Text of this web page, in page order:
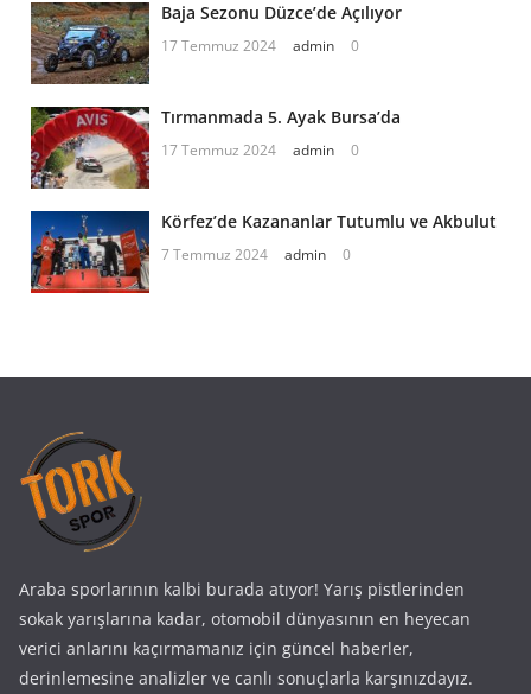
Baja Sezonu Düzce’de Açılıyor
17 Temmuz 2024 admin 0
Tırmanmada 5. Ayak Bursa’da
17 Temmuz 2024 admin 0
Körfez’de Kazananlar Tutumlu ve Akbulut
7 Temmuz 2024 admin 0
Araba sporlarının kalbi burada atıyor! Yarış pistlerinden
sokak yarışlarına kadar, otomobil dünyasının en heyecan
verici anlarını kaçırmamanız için güncel haberler,
derinlemesine analizler ve canlı sonuçlarla karşınızdayız.